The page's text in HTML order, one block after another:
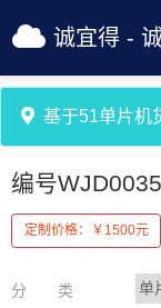
诚宜得 -
基于51单片机
编号WJD0035
定制价格：￥1500元
分 类 单